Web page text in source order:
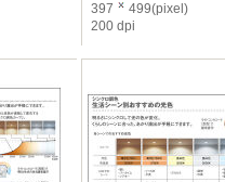
397
499(pixel)
200 dpi